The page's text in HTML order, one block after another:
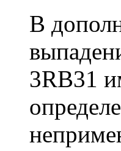
В
3RB31